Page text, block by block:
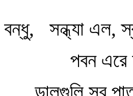
বন্ধু,
সন্ধ্যা এল,
পবন এরে